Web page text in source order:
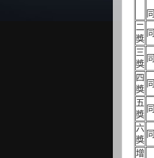
二
獎
三
獎
四
獎
五
獎
六
獎
增